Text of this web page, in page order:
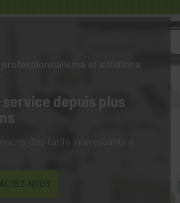
professionnalisme et solutions
service depuis plus
des tarifs intéressants à
NOUS